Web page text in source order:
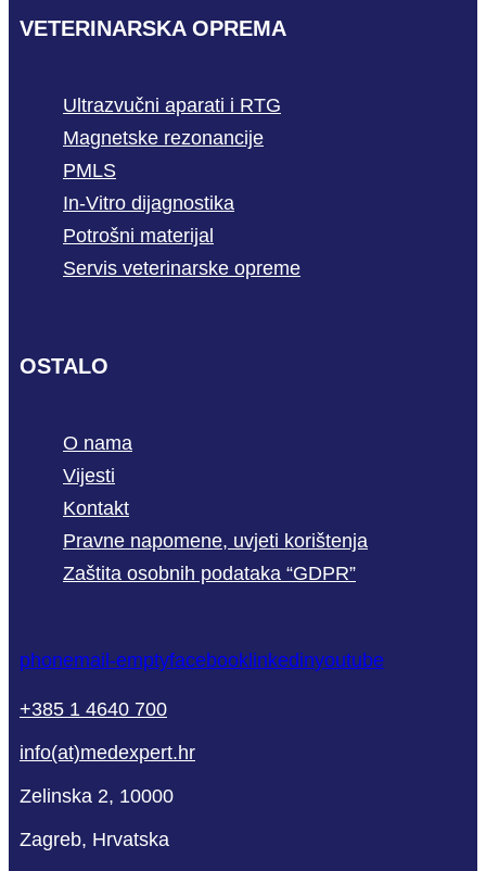
VETERINARSKA OPREMA
Ultrazvučni aparati i RTG
Magnetske rezonancije
PMLS
In-Vitro dijagnostika
Potrošni materijal
Servis veterinarske opreme
OSTALO
O nama
Vijesti
Kontakt
Pravne napomene, uvjeti korištenja
Zaštita osobnih podataka “GDPR”
phonemail-emptyfacebooklinkedinyoutube
+385 1 4640 700
info(at)medexpert.hr
Zelinska 2, 10000
Zagreb, Hrvatska